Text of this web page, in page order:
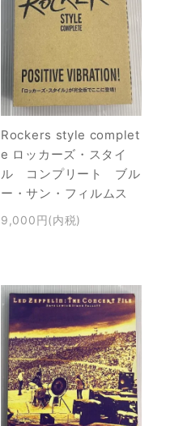
Rockers style complet
e ロッカーズ・スタイ
ル コンプリート ブル
ー・サン・フィルムス
9,000円(内税)